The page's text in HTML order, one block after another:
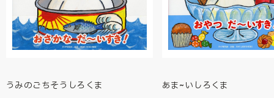
うみのごちそうしろくま あま~いしろくま